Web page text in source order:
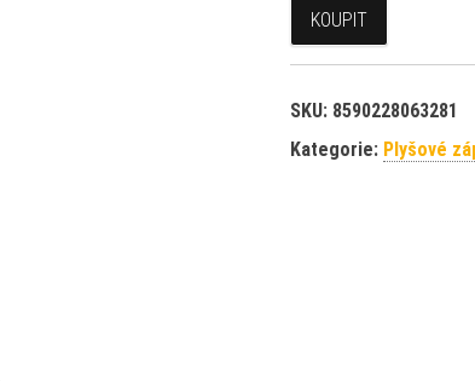
KOUPIT
SKU: 8590228063281
Kategorie: Plyšové